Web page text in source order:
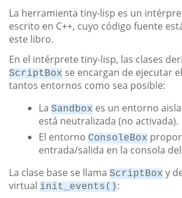
La herramienta tiny-lisp es un
escrito en C++, cuyo código fuente
este libro.
En el intérprete tiny-lisp, las clases
ScriptBox se encargan de ejecutar
tantos entornos como sea posible:
La Sandbox es un entorno
está neutralizada (no activada).
El entorno ConsoleBox
entrada/salida en la consola
La clase base se llama ScriptBox y
virtual init_events() :